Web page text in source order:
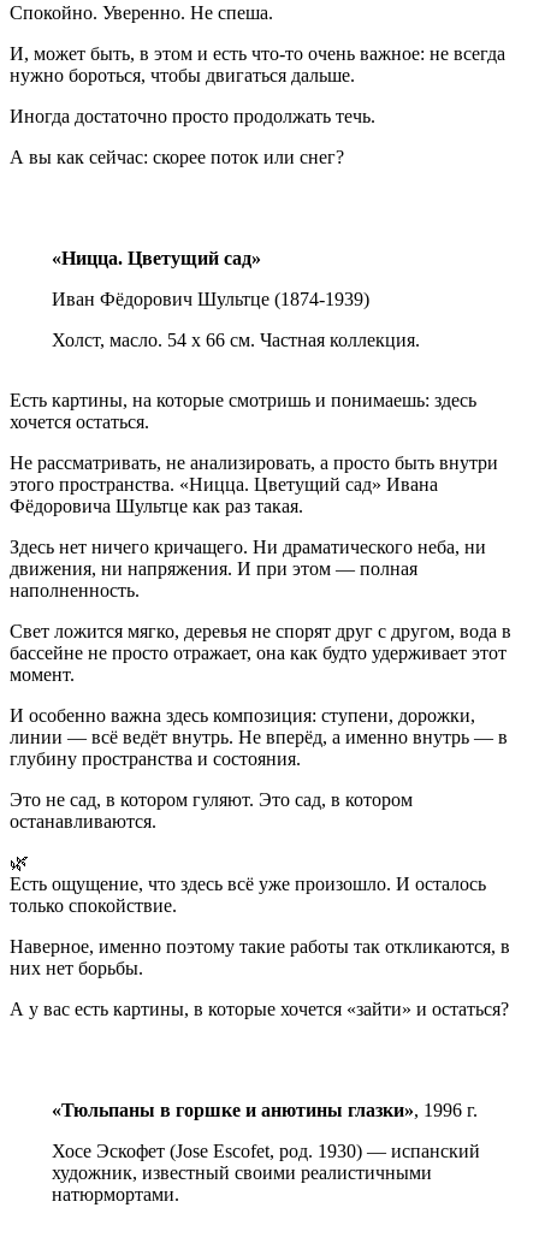
Спокойно. Уверенно. Не спеша.
И, может быть, в этом и есть что-то очень важное: не всегда
нужно бороться, чтобы двигаться дальше.
Иногда достаточно просто продолжать течь.
А вы как сейчас: скорее поток или снег?
«Ницца. Цветущий сад»
Иван Фёдорович Шультце (1874-1939)
Холст, масло. 54 х 66 см. Частная коллекция.
Есть картины, на которые смотришь и понимаешь: здесь
хочется остаться.
Не рассматривать, не анализировать, а просто быть внутри
этого пространства. «Ницца. Цветущий сад» Ивана
Фёдоровича Шультце как раз такая.
Здесь нет ничего кричащего. Ни драматического неба, ни
движения, ни напряжения. И при этом — полная
наполненность.
Свет ложится мягко, деревья не спорят друг с другом, вода в
бассейне не просто отражает, она как будто удерживает этот
момент.
И особенно важна здесь композиция: ступени, дорожки,
линии — всё ведёт внутрь. Не вперёд, а именно внутрь — в
глубину пространства и состояния.
Это не сад, в котором гуляют. Это сад, в котором
останавливаются.
🌿
Есть ощущение, что здесь всё уже произошло. И осталось
только спокойствие.
Наверное, именно поэтому такие работы так откликаются, в
них нет борьбы.
А у вас есть картины, в которые хочется «зайти» и остаться?
«Тюльпаны в горшке и анютины глазки», 1996 г.
Хосе Эскофет (Jose Escofet, род. 1930) — испанский
художник, известный своими реалистичными
натюрмортами.